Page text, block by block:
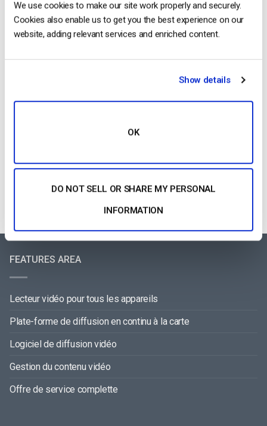
We use cookies to make our site work properly and securely.
Cookies also enable us to get you the best experience on our
website, adding relevant services and enriched content.
Show details
OK
DO NOT SELL OR SHARE MY PERSONAL
INFORMATION
grâce à la communication d’entreprise
Categories
FEATURES AREA
Lecteur vidéo pour tous les appareils
Plate-forme de diffusion en continu à la carte
Logiciel de diffusion vidéo
Gestion du contenu vidéo
Offre de service complette